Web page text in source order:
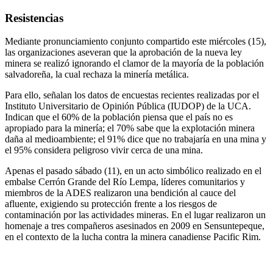
Resistencias
Mediante pronunciamiento conjunto compartido este miércoles (15),
las organizaciones aseveran que la aprobación de la nueva ley
minera se realizó ignorando el clamor de la mayoría de la población
salvadoreña, la cual rechaza la minería metálica.
Para ello, señalan los datos de encuestas recientes realizadas por el
Instituto Universitario de Opinión Pública (IUDOP) de la UCA.
Indican que el 60% de la población piensa que el país no es
apropiado para la minería; el 70% sabe que la explotación minera
daña al medioambiente; el 91% dice que no trabajaría en una mina y
el 95% considera peligroso vivir cerca de una mina.
Apenas el pasado sábado (11), en un acto simbólico realizado en el
embalse Cerrón Grande del Río Lempa, líderes comunitarios y
miembros de la ADES realizaron una bendición al cauce del
afluente, exigiendo su protección frente a los riesgos de
contaminación por las actividades mineras. En el lugar realizaron un
homenaje a tres compañeros asesinados en 2009 en Sensuntepeque,
en el contexto de la lucha contra la minera canadiense Pacific Rim.